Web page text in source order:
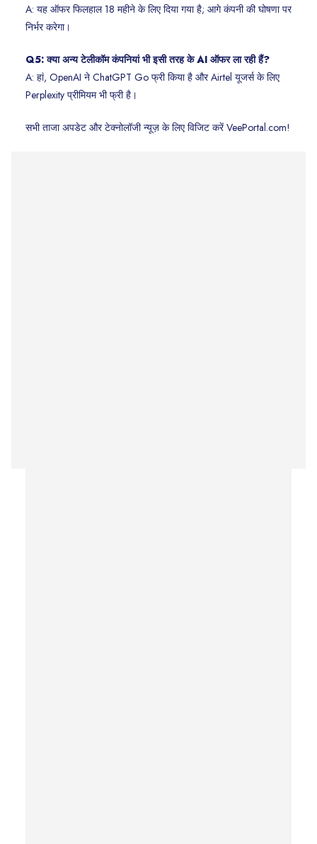
A: यह ऑफर फिलहाल 18 महीने के लिए दिया गया है; आगे कंपनी की घोषणा पर
निर्भर करेगा।
Q5: क्या अन्य टेलीकॉम कंपनियां भी इसी तरह के AI ऑफर ला रही हैं?
A: हां, OpenAI ने ChatGPT Go फ्री किया है और Airtel यूजर्स के लिए
Perplexity प्रीमियम भी फ्री है।
सभी ताजा अपडेट और टेक्नोलॉजी न्यूज़ के लिए विजिट करें VeePortal.com!